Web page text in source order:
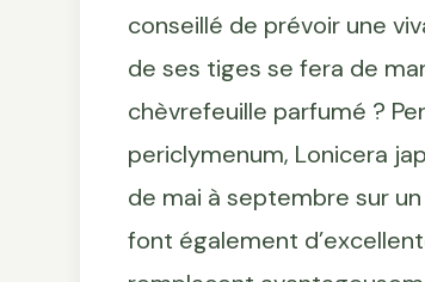
conseillé de prévoir une
de ses tiges se fera de
chèvrefeuille parfumé ?
periclymenum, Lonicera
de mai à septembre sur
font également